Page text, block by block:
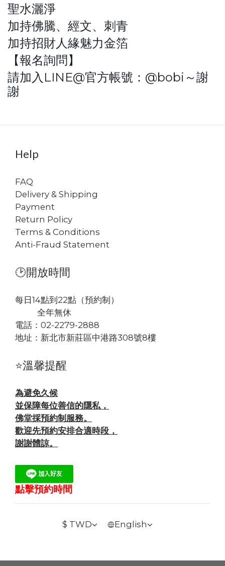
聖水灑淨
加持佛騰、經文、刺青
加持招財人緣魅力金箔
【報名詢問】
請加入LINE@官方帳號：@bobi～謝
謝
Help
FAQ
Delivery & Shipping
Payment
Return Policy
Terms & Conditions
Anti-Fraud Statement
🕑開放時間
每日14點到22點（預約制）
全年無休
電話：02-2279-2888
地址： 新北市新莊區中港路308號8樓
⭐溫馨提醒
為避免久候
並保障每位善信的隱私，
佛堂採預約制服務。
歡迎先預約安排合適時段，
謝謝體諒。
點擊預約時間
$ TWD English